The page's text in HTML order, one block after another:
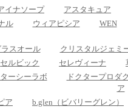
イナソープ
アスタキュア
ル ウィアピシア WEN
ラスオール
クリスタルジェミ
セルビック セレヴィーナ
ターシーラボ
ドクタープロダ
ア
ア
b.glen（ビバリーグレン）